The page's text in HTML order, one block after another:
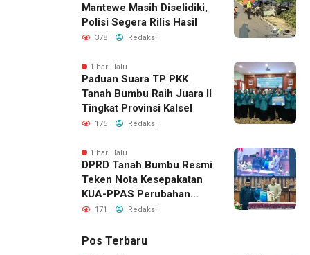
Mantewe Masih Diselidiki,
Polisi Segera Rilis Hasil
378 Redaksi
1 hari lalu
Paduan Suara TP PKK
Tanah Bumbu Raih Juara II
Tingkat Provinsi Kalsel
175 Redaksi
1 hari lalu
DPRD Tanah Bumbu Resmi
Teken Nota Kesepakatan
KUA-PPAS Perubahan
APBD 2026
171 Redaksi
Pos Terbaru